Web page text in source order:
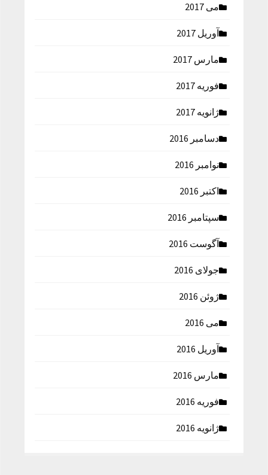
می 2017
آوریل 2017
مارس 2017
فوریه 2017
ژانویه 2017
دسامبر 2016
نوامبر 2016
اکتبر 2016
سپتامبر 2016
آگوست 2016
جولای 2016
ژوئن 2016
می 2016
آوریل 2016
مارس 2016
فوریه 2016
ژانویه 2016